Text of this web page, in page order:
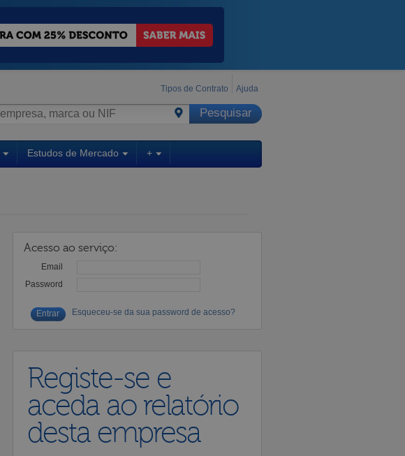
Tipos de Contrato Ajuda
Estudos de Mercado +
Acesso ao serviço:
Email
Password
Esqueceu-se da sua password de acesso?
Registe-se e
aceda ao relatório
desta empresa